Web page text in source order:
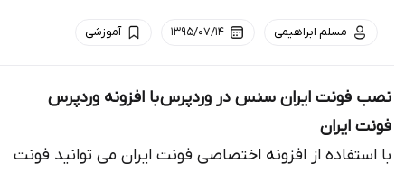
مسلم ابراهیمی ۱۳۹۵/۰۷/۱۴ آموزشی
ایران سنس در وردپرس با افزونه وردپرس
از افزونه اختصاصی فونت ایران می توانید فونت